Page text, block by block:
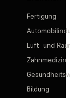
Fertigung
Luft- und
Zahnmedizin
Bildung